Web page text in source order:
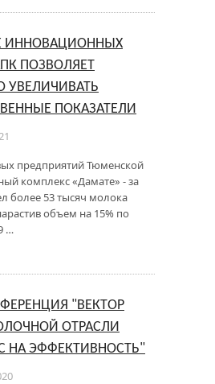
ИННОВАЦИОННЫХ
ПОЗВОЛЯЕТ
УВЕЛИЧИВАТЬ
ПОКАЗАТЕЛИ
предприятий Тюменской
комплекс «Дамате» - за
более 53 тысяч молока
объем на 15% по
…
"ВЕКТОР
ОТРАСЛИ
НА ЭФФЕКТИВНОСТЬ"